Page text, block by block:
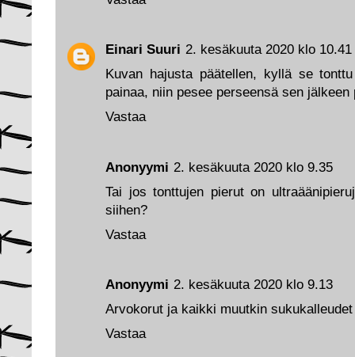
Anonyymi 2. kesäkuuta 2020 klo 9.13
Arvokorut ja kaikki muutkin sukukalleudet
Vastaa
Anonyymi 2. kesäkuuta 2020 klo 9.35
Tai jos tonttujen pierut on
siihen?
Vastaa
Einari Suuri 2. kesäkuuta 2020 klo 10.41
Kuvan hajusta päätellen, kyllä se
painaa, niin pesee perseensä sen
Vastaa